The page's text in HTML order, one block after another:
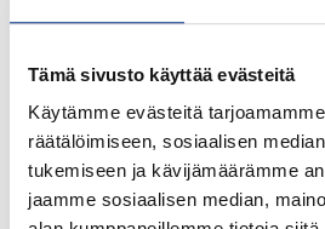
Tämä sivusto käyttää evästeitä
Käytämme evästeitä
räätälöimiseen, sosiaalisen
tukemiseen ja kävijämäärämme
jaamme sosiaalisen median,
Tilavuus ml:
Materiaali:
Väri:
Suu mm:
Korkeus mm: